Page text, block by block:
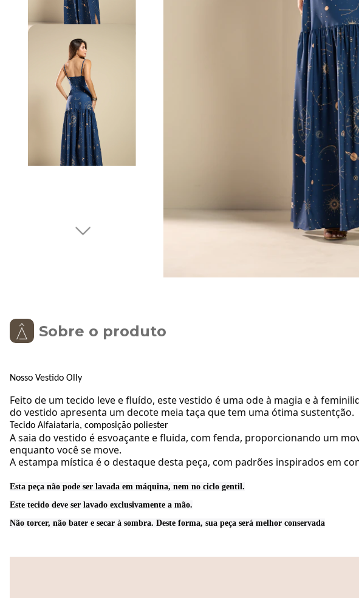
Sobre o produto
Nosso Vestido Olly
Feito de um tecido leve e fluído, este vestido é uma ode à magia e à
do vestido apresenta um decote meia taça que tem uma ótima sustentção.
Tecido Alfaiataria, composição poliester
A saia do vestido é esvoaçante e fluida, com fenda, proporcionando um
enquanto você se move.
A estampa mística é o destaque desta peça, com padrões inspirados em
Esta peça não pode ser lavada em máquina, nem no ciclo gentil.
Este tecido deve ser lavado exclusivamente a mão.
Não torcer, não bater e secar à sombra. Deste forma, sua peça será melhor conservada